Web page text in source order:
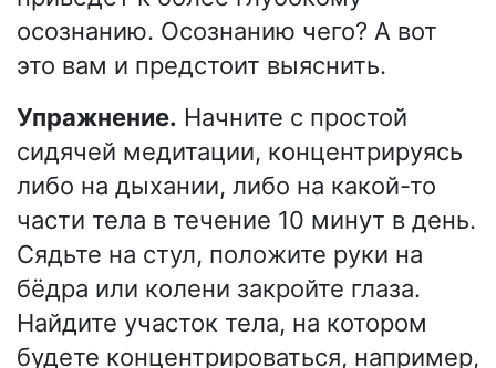
осознанию. Осознанию чего? А вот
это вам и предстоит выяснить.
Упражнение. Начните с простой
сидячей медитации, концентрируясь
либо на дыхании, либо на какой-то
части тела в течение 10 минут в день.
Сядьте на стул, положите руки на
бёдра или колени закройте глаза.
Найдите участок тела, на котором
будете концентрироваться, например,